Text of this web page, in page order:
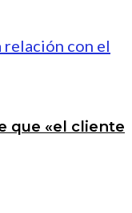
que «el cliente